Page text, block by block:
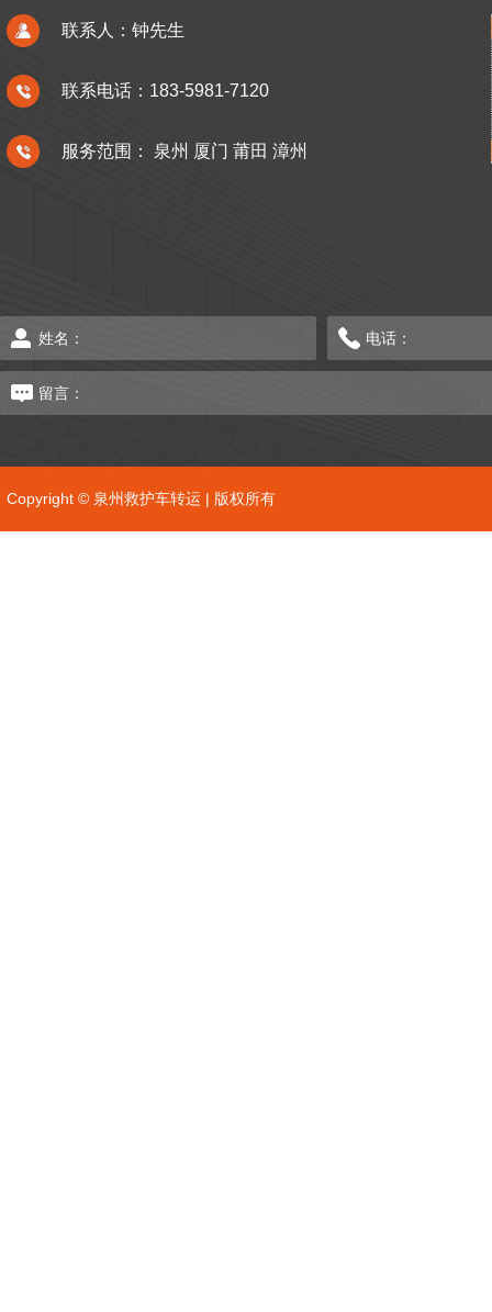
联系人：钟先生
联系电话：183-5981-7120
服务范围： 泉州 厦门 莆田 漳州
Copyright © 泉州救护车转运 | 版权所有